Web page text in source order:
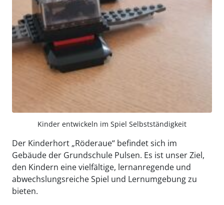
Kinder entwickeln im Spiel Selbstständigkeit
Der Kinderhort „Röderaue“ befindet sich im
Gebäude der Grundschule Pulsen. Es ist unser Ziel,
den Kindern eine vielfältige, lernanregende und
abwechslungsreiche Spiel und Lernumgebung zu
bieten.